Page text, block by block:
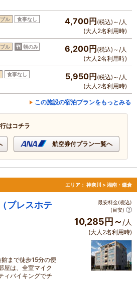
ル 食事なし 4,700円 (税込)～/人
(大人2名利用時)
ル 朝のみ 6,200円 (税込)～/人
(大人2名利用時)
食事なし 5,950円 (税込)～/人
(大人2名利用時)
この施設の宿泊プランをもっとみる
はコチラ
航空券付プラン一覧へ
エリア： 神奈川 > 湘南・鎌倉
ブレスホテ
館まで徒歩15分の便
屋は、全室マイク
ィバイキングでチ
最安料金(税込)
(目安)
10,285円～ /人
(大人2名利用時)